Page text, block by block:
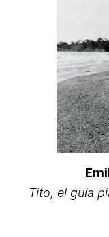
Tito, el guía